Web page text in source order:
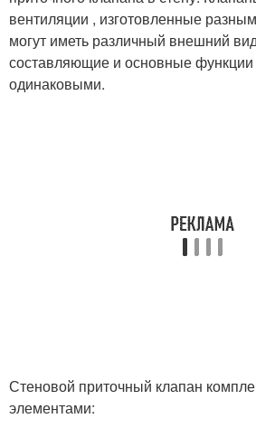
вентиляции , изготовленные
могут иметь различный внешний
составляющие и основные функции
одинаковыми.
Стеновой приточный клапан
элементами: